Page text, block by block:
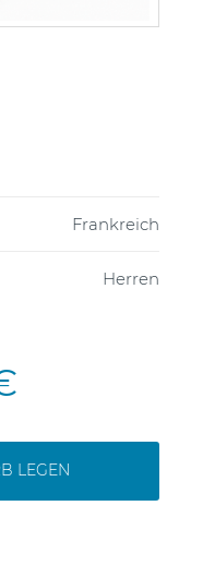
Frankreich
Herren
LEGEN